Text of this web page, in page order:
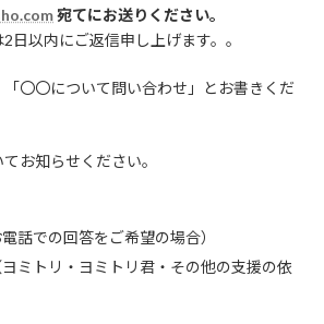
宛てにお送りください。
日以内にご返信申し上げます。。
「〇〇について問い合わせ」とお書きくだ
お知らせください。
話での回答をご希望の場合）
ミトリ・ヨミトリ君・その他の支援の依